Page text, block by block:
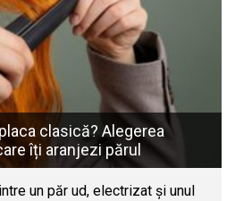
clasică? Alegerea
îți aranjezi părul
un păr ud, electrizat și unul